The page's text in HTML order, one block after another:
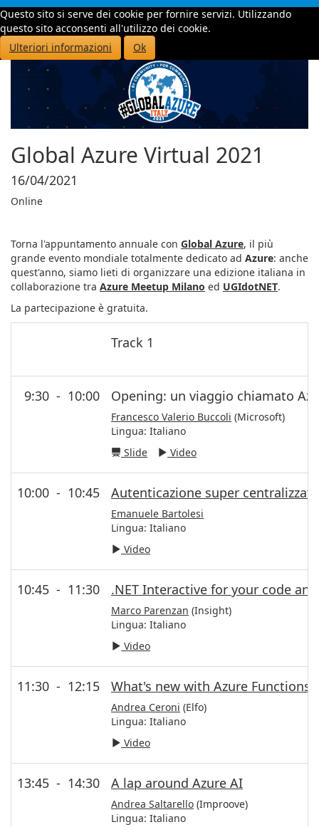
Questo sito si serve dei cookie per fornire servizi. Utilizzando
questo sito acconsenti all'utilizzo dei cookie.
Ulteriori informazioni
Ok
Toggle
Global Azure Virtual 2021
16/04/2021
Online
Torna l'appuntamento annuale con Global Azure, il più
grande evento mondiale totalmente dedicato ad Azure: anche
quest'anno, siamo lieti di organizzare una edizione italiana in
collaborazione tra Azure Meetup Milano ed UGIdotNET.
La partecipazione è gratuita.
Track 1
9:30 - 10:00 Opening: un viaggio chiamato
Francesco Valerio Buccoli (Microsoft)
Lingua: Italiano
Slide
Video
10:00 - 10:45 Autenticazione super
Emanuele Bartolesi
Lingua: Italiano
Video
10:45 - 11:30 .NET Interactive for your code
Marco Parenzan (Insight)
Lingua: Italiano
Video
11:30 - 12:15 What's new with Azure Functions
Andrea Ceroni (Elfo)
Lingua: Italiano
Video
13:45 - 14:30 A lap around Azure AI
Andrea Saltarello (Improove)
Lingua: Italiano